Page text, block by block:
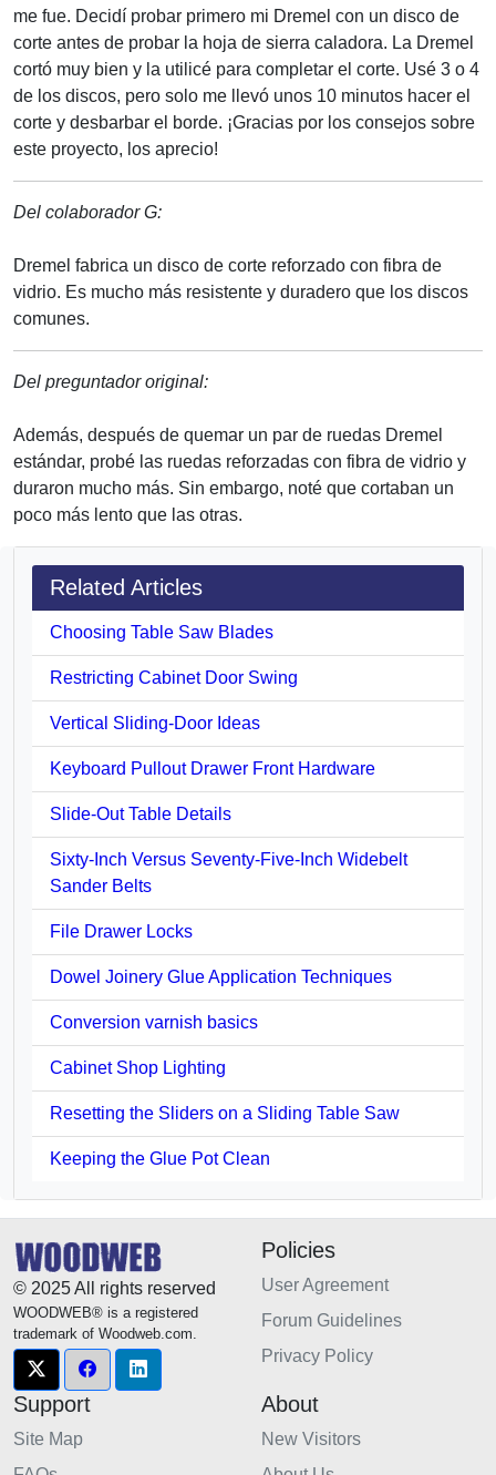
me fue. Decidí probar primero mi Dremel con un disco de
corte antes de probar la hoja de sierra caladora. La Dremel
cortó muy bien y la utilicé para completar el corte. Usé 3 o 4
de los discos, pero solo me llevó unos 10 minutos hacer el
corte y desbarbar el borde. ¡Gracias por los consejos sobre
este proyecto, los aprecio!
Del colaborador G:
Dremel fabrica un disco de corte reforzado con fibra de
vidrio. Es mucho más resistente y duradero que los discos
comunes.
Del preguntador original:
Además, después de quemar un par de ruedas Dremel
estándar, probé las ruedas reforzadas con fibra de vidrio y
duraron mucho más. Sin embargo, noté que cortaban un
poco más lento que las otras.
Related Articles
Choosing Table Saw Blades
Restricting Cabinet Door Swing
Vertical Sliding-Door Ideas
Keyboard Pullout Drawer Front Hardware
Slide-Out Table Details
Sixty-Inch Versus Seventy-Five-Inch Widebelt
Sander Belts
File Drawer Locks
Dowel Joinery Glue Application Techniques
Conversion varnish basics
Cabinet Shop Lighting
Resetting the Sliders on a Sliding Table Saw
Keeping the Glue Pot Clean
© 2025 All rights reserved
WOODWEB® is a registered
trademark of Woodweb.com.
Policies
User Agreement
Forum Guidelines
Privacy Policy
Support
Site Map
About
New Visitors